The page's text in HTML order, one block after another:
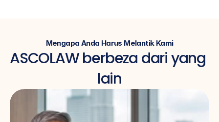
Mengapa Anda Harus Melantik Kami
ASCOLAW berbeza dari yang
lain